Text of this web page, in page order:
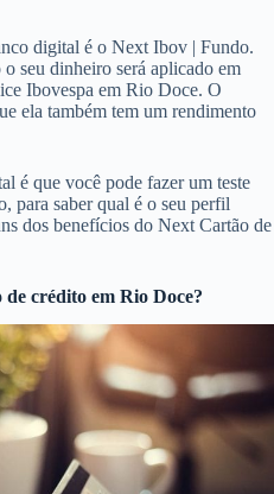
digital é o Next Ibov | Fundo.
seu dinheiro será aplicado em
Ibovespa em Rio Doce. O
ela também tem um rendimento
é que você pode fazer um teste
para saber qual é o seu perfil
dos benefícios do Next Cartão de
crédito em Rio Doce?